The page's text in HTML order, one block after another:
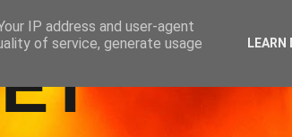
IP address and user-agent
of service, generate usage
LEARN